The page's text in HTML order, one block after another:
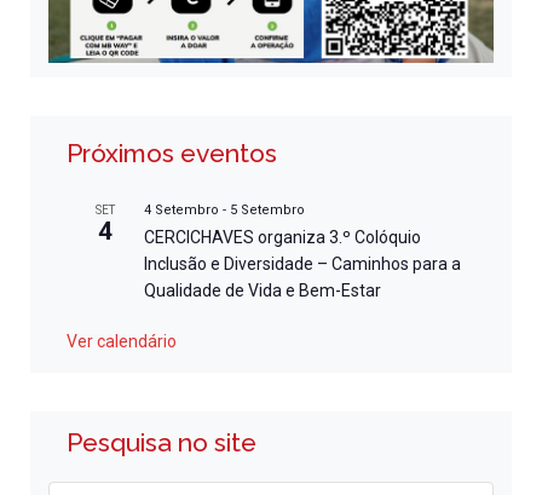
Próximos eventos
SET
4
4 Setembro - 5 Setembro
CERCICHAVES organiza 3.º Colóquio
Inclusão e Diversidade – Caminhos para a
Qualidade de Vida e Bem-Estar
Ver calendário
Pesquisa no site